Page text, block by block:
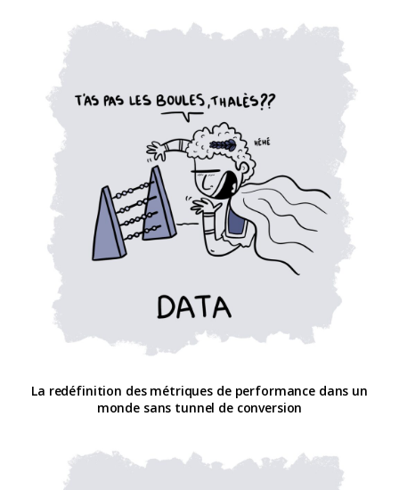
La redéfinition des métriques de performance dans un
monde sans tunnel de conversion